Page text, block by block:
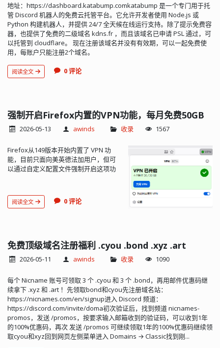
地址：https://dashboard.katabump.comkatabump 是一个专门用于托
管 Discord 机器人的免费云托管平台。它允许开发者使用 Node.js 或
Python 构建机器人，并提供 24/7 全天候在线运行支持。除了提示免费容
器，也提供了免费的二级域名 kdns.fr ，而且该域名已申请 PSL 通过，可
以托管到 cloudflare。 现在注册该域名并没有有效期，可以一起免费使
用，每账户只能注册2个域名。
阅读全文 0 评论
强制开启Firefox内置的VPN功能，每月免费50GB
2026-05-13 awinds 收录 1567
Firefox从149版本开始内置了 VPN 功
能，目前只面向美英德法加用户，但可
以通过自定义配置文件强制开启这项功
时使用公共Wi-Fi,搜索敏感健康信息,还是
购买个人物品,此功能都能为您提 > 供一
> 的保护,并可在特定网站上打开或关
闭。从今天起,该功能将逐步在美国、英
国、德国和法国推出。每月免费50GB。
阅读全文 0 评论
免费顶级域名注册福利 .cyou .bond .xyz .art
2026-05-11 awinds 收录 1090
每个 Nicname 账号可领取 3 个 .cyou 和 3 个 .bond，再用邮件优惠码继
续拿下 .xyz 和 .art ！先领取bond和cyou先注册域名站：
https://nicnames.com/en/signup进入 Discord 频道：
https://discord.com/invite/doma初次验证后，找到频道 nicnames-
promos，发送 /promos，按要求输入邮箱收到的验证码，可以收到1年
的100%优惠码，再次 发送 /promos 可继续领取1年的100%优惠码继续领
取cyou和xyz回到网页左侧菜单进入 Domains → Classic找到刚...